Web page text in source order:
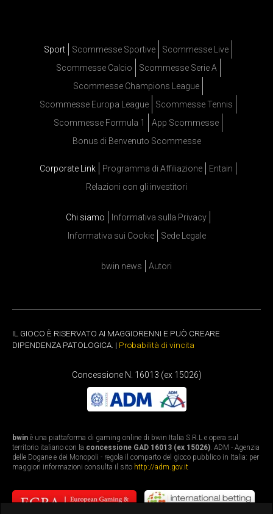
Sport Scommesse Sportive
Scommesse Live
Scommesse Calcio
Scommesse Serie A
Scommesse Champions League
Scommesse Europa League
Scommesse Tennis
Scommesse Formula 1
App Scommesse
Bonus di Benvenuto Scommesse
Corporate Link Programma di Affiliazione
Entain
Relazioni con gli investitori
Chi siamo
Informativa sulla Privacy
Informativa sui Cookie
Sede Legale
bwin news Autori
IL GIOCO È RISERVATO AI MAGGIORENNI E PUÒ CREARE
DIPENDENZA PATOLOGICA. | Probabilità di vincita
Concessione N. 16013 (ex 15026)
bwin è una piattaforma di gaming online di bwin Italia S.R.L e opera sul
territorio italiano con la concessione GAD 16013 (ex 15026). ADM - Agenzia
delle Dogane e dei Monopoli - regola il comparto del gioco pubblico in Italia: per
maggiori informazioni consulta il sito http://adm.gov.it